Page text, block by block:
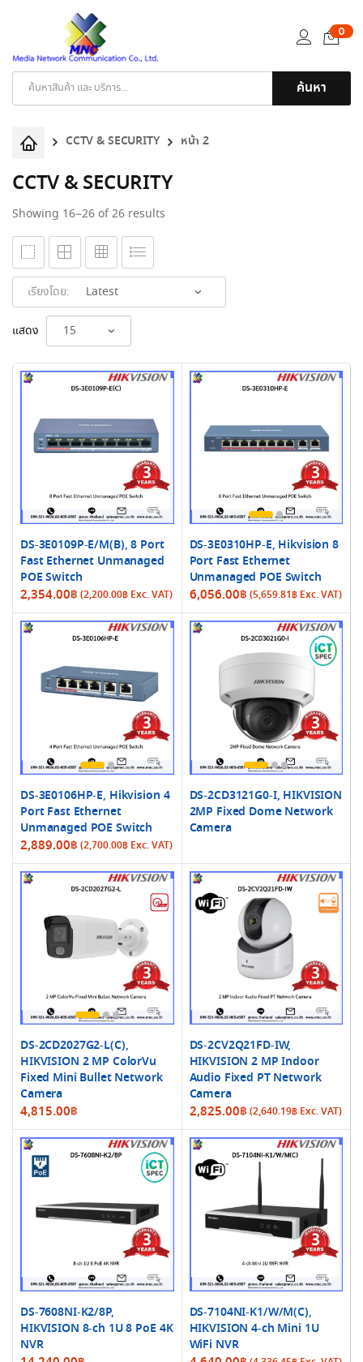
ค้นหา
0
CCTV & SECURITY หน้า 2
CCTV & SECURITY
Showing 16–26 of 26 results
เรียงโดย:
แสดง
DS-3E0109P-E/M(B), 8 Port
Fast Ethernet Unmanaged
POE Switch
2,354.00฿ (2,200.00฿ Exc. VAT)
DS-3E0310HP-E, Hikvision 8
Port Fast Ethernet
Unmanaged POE Switch
6,056.00฿ (5,659.81฿Exc. VAT)
DS-3E0106HP-E, Hikvision 4
Port Fast Ethernet
Unmanaged POE Switch
2,889.00฿ (2,700.00฿ Exc. VAT)
DS-2CD3121G0-I, HIKVISION
2MP Fixed Dome Network
Camera
DS-2CD2027G2-L(C),
HIKVISION 2 MP ColorVu
Fixed Mini Bullet Network
Camera
4,815.00฿
DS-2CV2Q21FD-IW,
HIKVISION 2 MP Indoor
Audio Fixed PT Network
Camera
2,825.00฿ (2,640.19฿Exc. VAT)
DS-7608NI-K2/8P,
HIKVISION 8-ch 1U 8 PoE 4K
NVR
DS-7104NI-K1/W/M(C),
HIKVISION 4-ch Mini 1U
WiFi NVR